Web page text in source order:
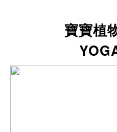
寶寶植